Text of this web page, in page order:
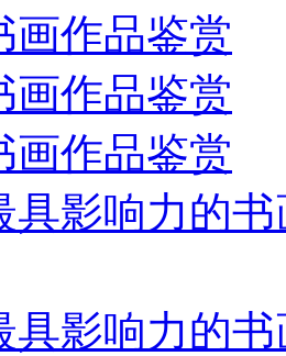
画作品鉴赏
画作品鉴赏
画作品鉴赏
具影响力的
具影响力的